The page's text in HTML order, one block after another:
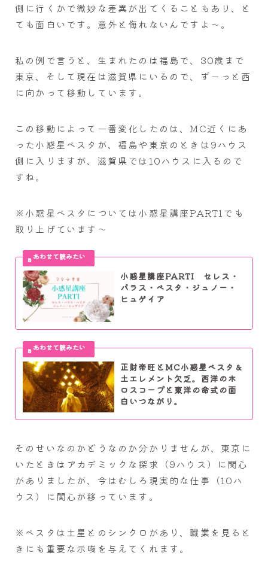
側に行くかで微妙な差異が出てくることもあり、と
ても面白いです。意外と侮れないんですよ～。
私の例で言うと、生まれたのは福島で、30歳まで
東京、そして現在は滋賀県にいるので、ずーっと西
に向かって移動しています。
この移動によって一番変化したのは、MC近くにあ
った小惑星ベスタが、福島や東京のときは9ハウス
側に入りますが、滋賀県では10ハウスに入るので
すね。
※小惑星ベスタについては小惑星講座PART1でも
取り上げています～
小惑星講座PARTI セレス・
パラス・ベスタ・ジュノー・
ヒュゲイア
正財帝旺とMC小惑星ベスタ＆
土エレメント欠乏。西洋のホ
ロスコープと東洋の命式の面
白いつながり。
そのせいなのかどうなのか分かりませんが、東京に
いたときはアカデミックな探求（9ハウス）に関心
がありましたが、今はむしろ現実的な仕事（10ハ
ウス）に関心が移っています。
※ベスタは土星とのシンクロがあり、職業を見ると
きにも重要な示唆を与えてくれます。